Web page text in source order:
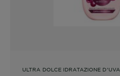
ULTRA DOLCE IDRATAZIONE D'UVA